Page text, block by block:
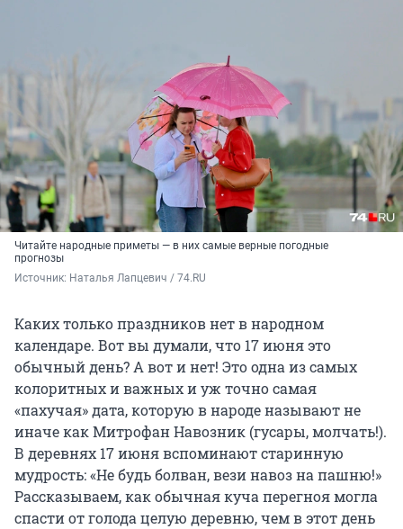
Читайте народные приметы — в них самые верные погодные
прогнозы
Источник: Наталья Лапцевич / 74.RU
Каких только праздников нет в народном
календаре. Вот вы думали, что 17 июня это
обычный день? А вот и нет! Это одна из самых
колоритных и важных и уж точно самая
«пахучая» дата, которую в народе называют не
иначе как Митрофан Навозник (гусары, молчать!).
В деревнях 17 июня вспоминают старинную
мудрость: «Не будь болван, вези навоз на пашню!»
Рассказываем, как обычная куча перегноя могла
спасти от голода целую деревню, чем в этот день